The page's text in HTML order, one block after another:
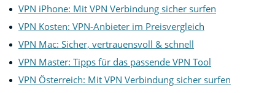
VPN iPhone: Mit VPN Verbindung sicher surfen
VPN Kosten: VPN-Anbieter im Preisvergleich
VPN Mac: Sicher, vertrauensvoll & schnell
VPN Master: Tipps für das passende VPN Tool
VPN Österreich: Mit VPN Verbindung sicher surfen